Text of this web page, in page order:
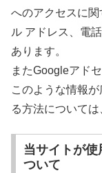
へのアクセスに
ル アドレス、電
あります。
またGoogleアド
このような情報
る方法については
当サイトが
ついて